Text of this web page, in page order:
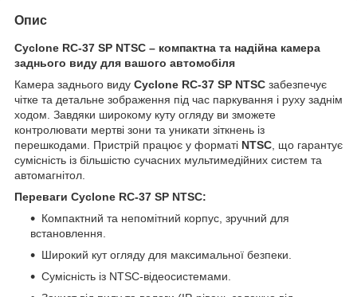
Опис
Cyclone RC-37 SP NTSC – компактна та надійна камера
заднього виду для вашого автомобіля
Камера заднього виду Cyclone RC-37 SP NTSC забезпечує
чітке та детальне зображення під час паркування і руху заднім
ходом. Завдяки широкому куту огляду ви зможете
контролювати мертві зони та уникати зіткнень із
перешкодами. Пристрій працює у форматі NTSC , що гарантує
сумісність із більшістю сучасних мультимедійних систем та
автомагнітол.
Переваги Cyclone RC-37 SP NTSC:
Компактний та непомітний корпус, зручний для
встановлення.
Широкий кут огляду для максимальної безпеки.
Сумісність із NTSC-відеосистемами.